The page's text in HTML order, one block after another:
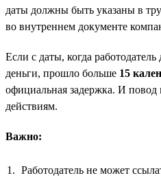
даты должны быть указаны в
во внутреннем документе
Если с даты, когда
деньги, прошло больше 15
официальная задержка. И повод
действиям.
Важно:
Работодатель не может